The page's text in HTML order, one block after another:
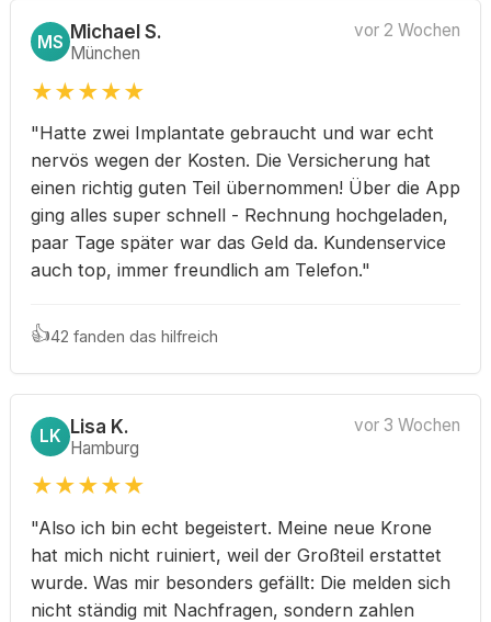
MS Michael S.
München
vor 2 Wochen
★★★★★
"Hatte zwei Implantate gebraucht und war echt
nervös wegen der Kosten. Die Versicherung hat
einen richtig guten Teil übernommen! Über die App
ging alles super schnell - Rechnung hochgeladen,
paar Tage später war das Geld da. Kundenservice
auch top, immer freundlich am Telefon."
👍42 fanden das hilfreich
LK Lisa K.
Hamburg
vor 3 Wochen
★★★★★
"Also ich bin echt begeistert. Meine neue Krone
hat mich nicht ruiniert, weil der Großteil erstattet
wurde. Was mir besonders gefällt: Die melden sich
nicht ständig mit Nachfragen, sondern zahlen